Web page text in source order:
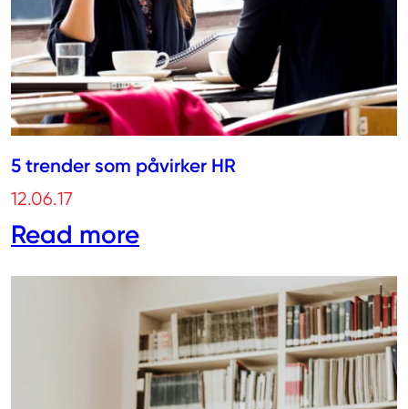
5 trender som påvirker HR
12.06.17
Read more